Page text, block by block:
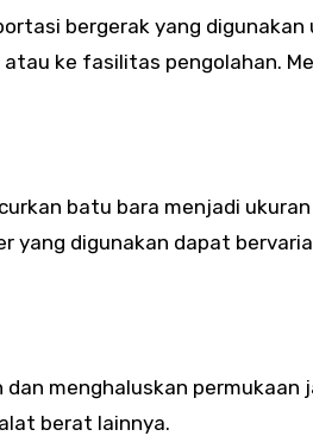
bergerak yang
ke fasilitas pengolahan.
batu bara menjadi
yang digunakan dapat
menghaluskan permukaan
berat lainnya.